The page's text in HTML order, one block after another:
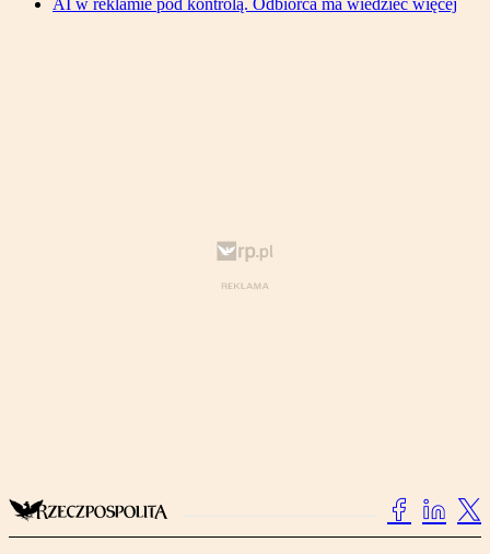
AI w reklamie pod kontrolą. Odbiorca ma wiedzieć więcej